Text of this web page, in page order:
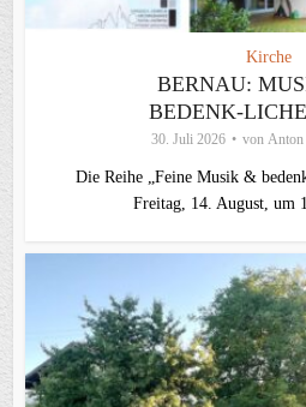
Kirche
BERNAU:
BEDENK-
30. Juli 2026 von Anton
Die Reihe „Feine Musik &
Freitag, 14. August, um